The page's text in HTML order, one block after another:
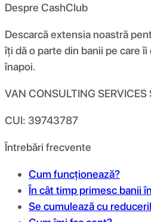
Despre CashClub
Descarcă extensia noastră
îți dă o parte din banii pe care
înapoi.
VAN CONSULTING SERVICES
CUI: 39743787
Întrebări frecvente
Cum funcționează?
În cât timp primesc banii
Se cumulează cu